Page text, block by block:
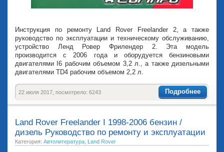
Инструкция по ремонту Land Rover Freelander 2, а также
руководство по эксплуатации и техническому обслуживанию,
устройство Ленд Ровер Фрилендер 2. Эта модель
производится с 2006 года и оборудуется бензиновыми
двигателями I6 рабочим объемом 3,2 л., а также дизельными
двигателями TD4 рабочим объемом 2,2 л.
Подробнее
22 июля 2017, посмотрело: 6243
Land Rover Freelander I 1998-2006 бензин /
дизель Руководство по ремонту и эксплуатации
Категория: Автолитература Land Rover